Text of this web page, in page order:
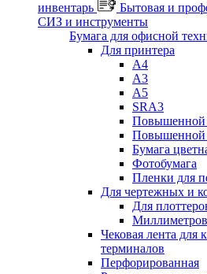
инвентарь
Бытовая и
СИЗ и инструменты
Бумага для офисной
Для принтера
А4
А3
А5
SRA3
Повышенной
Повышенной
Бумага
Фотобумага
Пленки для
Для чертежных и
Для
Чековая лента для
терминалов
Перфорированная